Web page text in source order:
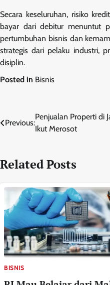
Secara keseluruhan, risiko
bayar dari debitur menuntut
pertumbuhan bisnis dan
strategis dari pelaku industri,
disiplin.
Posted in Bisnis
Navigasi
Previous:
Penjualan Properti di
Ikut Merosot
Related Posts
BISNIS